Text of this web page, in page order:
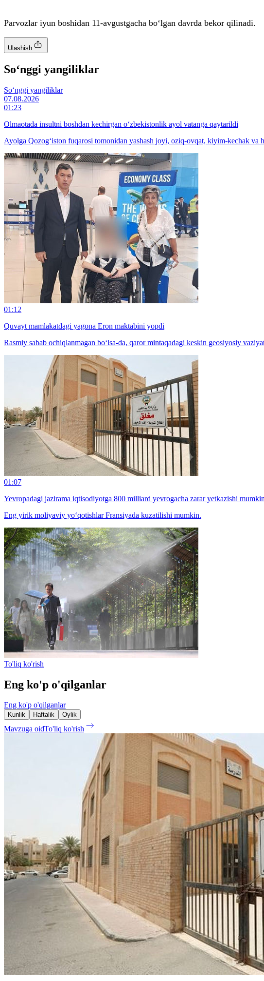
Parvozlar iyun boshidan 11-avgustgacha bo‘lgan davrda bekor qilinadi.
Ulashish
So‘nggi yangiliklar
So‘nggi yangiliklar
07.08.2026
01:23
Olmaotada insultni boshdan kechirgan o‘zbekistonlik ayol vatanga qaytarildi
Ayolga Qozog‘iston fuqarosi tomonidan yashash joyi, oziq-ovqat, kiyim-kechak va
01:12
Quvayt mamlakatdagi yagona Eron maktabini yopdi
Rasmiy sabab ochiqlanmagan bo‘lsa-da, qaror mintaqadagi keskin geosiyosiy
01:07
Yevropadagi jazirama iqtisodiyotga 800 milliard yevrogacha zarar yetkazishi mumkin
Eng yirik moliyaviy yo‘qotishlar Fransiyada kuzatilishi mumkin.
To'liq ko'rish
Eng ko'p o'qilganlar
Eng ko'p o'qilganlar
Kunlik Haftalik Oylik
Mavzuga oidTo'liq ko'rish